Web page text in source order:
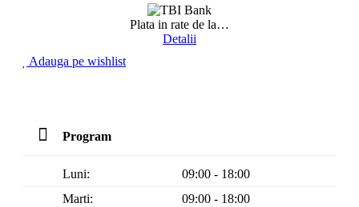
Plata in rate de la…
Detalii
Adauga pe wishlist
Program
Luni:
09:00 - 18:00
Marti:
09:00 - 18:00